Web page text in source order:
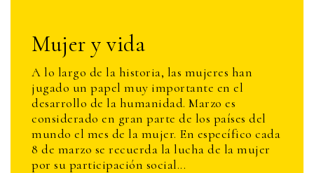
Mujer y vida
A lo largo de la historia, las mujeres han
jugado un papel muy importante en el
desarrollo de la humanidad. Marzo es
considerado en gran parte de los países del
mundo el mes de la mujer. En específico cada
8 de marzo se recuerda la lucha de la mujer
por su participación social...